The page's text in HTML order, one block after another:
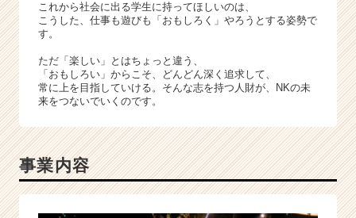
これから社会に出る学生に持ってほしいのは、
こうした、仕事も遊びも「おもしろく」やろうとする姿勢で
す。
ただ「楽しい」とはちょっと違う、
「おもしろい」からこそ、どんどん深く追求して、
常に上を目指していける。そんな志を持つ人財が、NKの未
来をつないでいくのです。
事業内容